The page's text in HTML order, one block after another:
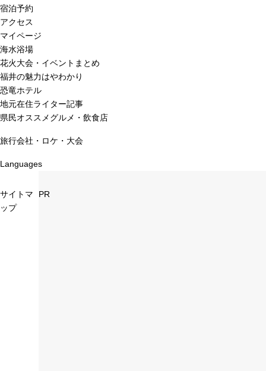
宿泊予約
アクセス
マイページ
海水浴場
花火大会・イベントまとめ
福井の魅力はやわかり
恐竜ホテル
地元在住ライター記事
県民オススメグルメ・飲食店
旅行会社・ロケ・大会
Languages
サイトマ
ップ
PR